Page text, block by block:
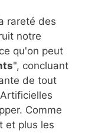
rareté des
notre
qu'on peut
", concluant
de tout
Comme
et plus les